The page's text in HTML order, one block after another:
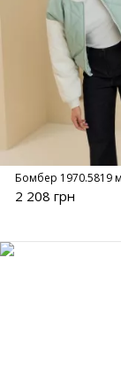
Бомбер 1970.5819
2 208 грн